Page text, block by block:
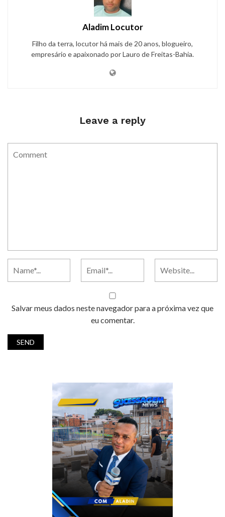
Aladim Locutor
Filho da terra, locutor há mais de 20 anos, blogueiro,
empresário e apaixonado por Lauro de Freitas-Bahia.
Leave a reply
Salvar meus dados neste navegador para a próxima vez que
eu comentar.